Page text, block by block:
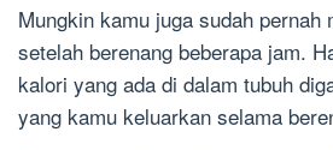
Mungkin kamu juga sudah pernah
setelah berenang beberapa jam.
kalori yang ada di dalam tubuh
yang kamu keluarkan selama